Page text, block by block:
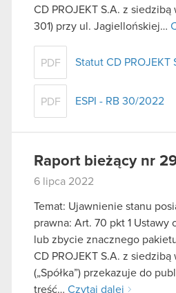
CD PROJEKT S.A. z siedzibą
301) przy ul. Jagiellońskiej…
PDF Statut CD
PDF ESPI - RB 30/2022
Raport bieżący nr
6 lipca 2022
Temat: Ujawnienie stanu
prawna: Art. 70 pkt 1 Ustawy
lub zbycie znacznego
CD PROJEKT S.A. z siedzibą
(„Spółka”) przekazuje do
treść… Czytaj dalej